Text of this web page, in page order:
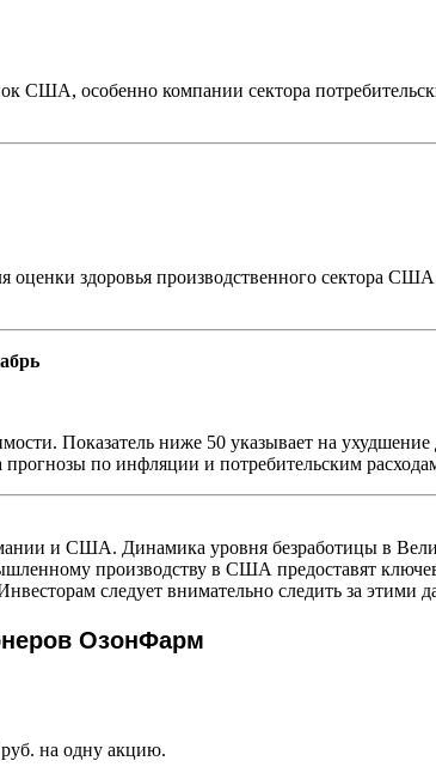
особенно компании сектора
здоровья производственного сектора
Показатель ниже 50 указывает на
по инфляции и потребительским
и США. Динамика уровня безработицы в
производству в США предоставят
следует внимательно следить за этими
ОзонФарм
на одну акцию.